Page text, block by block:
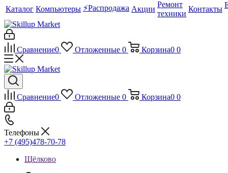
Каталог Компьютеры ⚡️Распродажа Акции
Ремонт
техники
Контакты
Сравнение0 Отложенные 0 Корзина0 0
Сравнение0 Отложенные 0 Корзина0 0
Телефоны
+7 (495)478-70-78
Щёлково